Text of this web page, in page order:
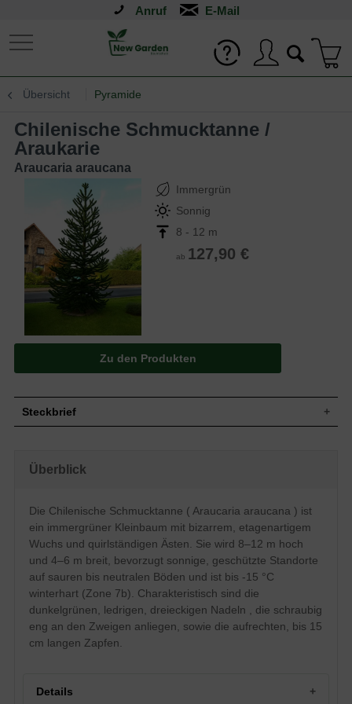
Anruf
Übersicht Pyramide
Chilenische Schmucktanne /
Araukarie
Araucaria araucana
Immergrün
Sonnig
8 - 12 m
ab 127,90 €
Zu den Produkten
Steckbrief
Blatt
Dunkelgrün, ledrig, dreieckig, schraubig
eng an den Zweigen
Frucht
Aufrechte Zapfen, bis zu 15 cm lang
Blüte
Unauffällig
Rinde
Schuppenförmige Blattbasen verweilen
sehr lange am Stamm, später
schwarzgraue bis braugraue dicke
schuppige Borke.
Wurzeln
Herzwurzel
Boden
Sauer bis neutral, bevorzugt humosreich
Überblick
Die Chilenische Schmucktanne ( Araucaria araucana ) ist
ein immergrüner Kleinbaum mit bizarrem, etagenartigem
Wuchs und quirlständigen Ästen. Sie wird 8–12 m hoch
und 4–6 m breit, bevorzugt sonnige, geschützte Standorte
auf sauren bis neutralen Böden und ist bis -15 °C
winterhart (Zone 7b). Charakteristisch sind die
dunkelgrünen, ledrigen, dreieckigen Nadeln , die schraubig
eng an den Zweigen anliegen, sowie die aufrechten, bis 15
cm langen Zapfen.
Details